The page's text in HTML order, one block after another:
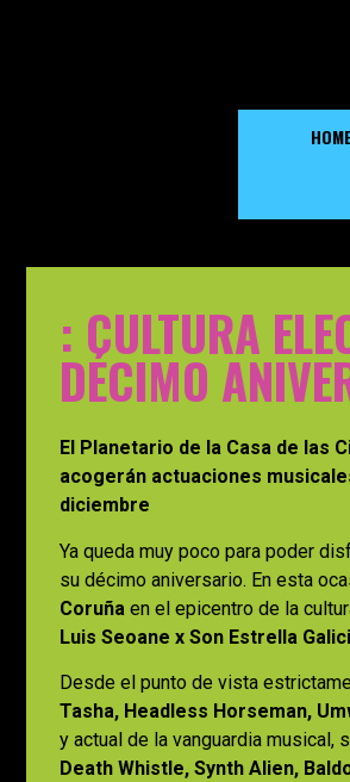
HOME
: CULTURA
DÉCIMO
El Planetario de la Casa de las
acogerán actuaciones
diciembre
Ya queda muy poco para poder
su décimo aniversario. En esta
Coruña en el epicentro de la
Luis Seoane x Son Estrella
Desde el punto de vista
Tasha, Headless Horseman,
y actual de la vanguardia musical,
Death Whistle, Synth Alien,